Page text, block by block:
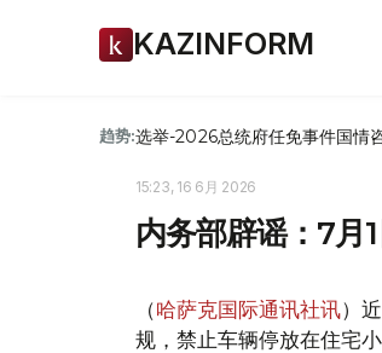
KAZINFORM
趋势:选举-2026总统府任免事件国情
15:23, 16 6月 2026
内务部辟谣：7月
（哈萨克国际通讯社讯）
规，禁止车辆停放在住宅